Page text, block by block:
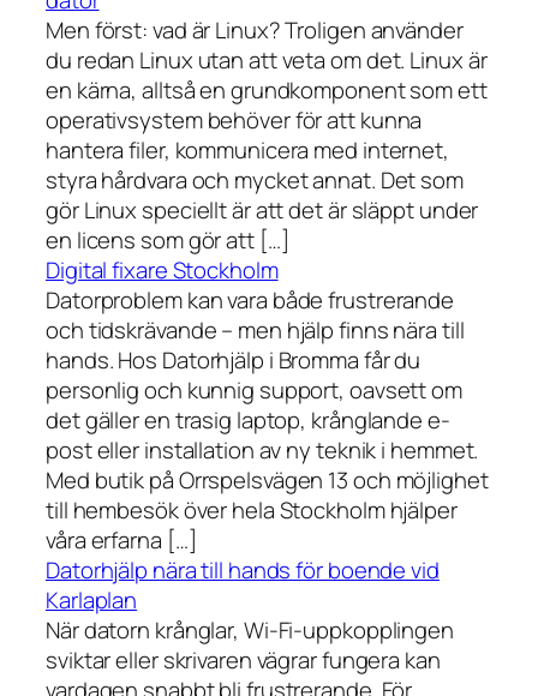
Men först: vad är Linux? Troligen använder
du redan Linux utan att veta om det. Linux är
en kärna, alltså en grundkomponent som ett
operativsystem behöver för att kunna
hantera filer, kommunicera med internet,
styra hårdvara och mycket annat. Det som
gör Linux speciellt är att det är släppt under
en licens som gör att […]
Digital fixare Stockholm
Datorproblem kan vara både frustrerande
och tidskrävande – men hjälp finns nära till
hands. Hos Datorhjälp i Bromma får du
personlig och kunnig support, oavsett om
det gäller en trasig laptop, krånglande e-
post eller installation av ny teknik i hemmet.
Med butik på Orrspelsvägen 13 och möjlighet
till hembesök över hela Stockholm hjälper
våra erfarna […]
Datorhjälp nära till hands för boende vid
Karlaplan
När datorn krånglar, Wi-Fi-uppkopplingen
sviktar eller skrivaren vägrar fungera kan